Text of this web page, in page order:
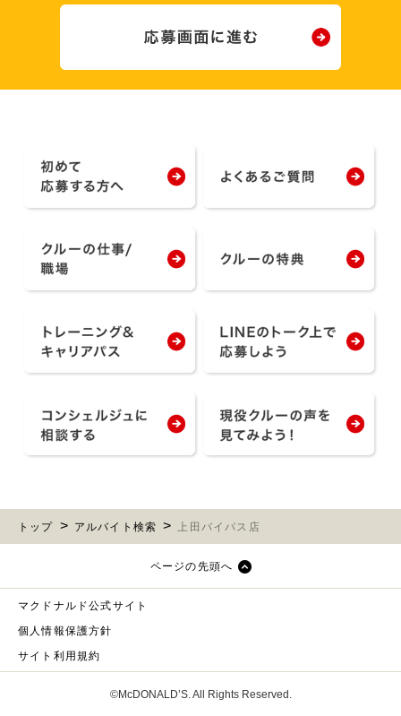
トップ アルバイト検索 上田バイパス店
ページの先頭へ
マクドナルド公式サイト
個人情報保護方針
サイト利用規約
©McDONALD’S. All Rights Reserved.